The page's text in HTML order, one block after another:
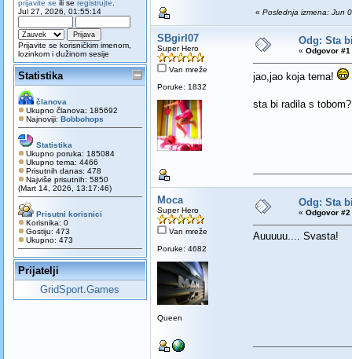
prijavite se ili se registrujte
Jul 27, 2026, 01:55:14
Prijavite se korisničkim imenom,
lozinkom i dužinom sesije
Statistika
članova
Ukupno članova: 185692
Najnoviji: Bobbohops
Statistika
Ukupno poruka: 185084
Ukupno tema: 4466
Prisutnih danas: 478
Najviše prisutnih: 5850
(Mart 14, 2026, 13:17:46)
Prisutni korisnici
Korisnika: 0
Gostiju: 473
Ukupno: 473
Prijatelji
GridSport.Games
« Poslednja izmena: Jun
SBgirl07
Super Hero
Van mreže
Poruke: 1832
Odg: Sta
« Odgovor
jao,jao koja tema!
sta bi radila s
Moca
Super Hero
Van mreže
Poruke: 4682
Queen
Odg: Sta
« Odgovor
Auuuuu.... Svasta!